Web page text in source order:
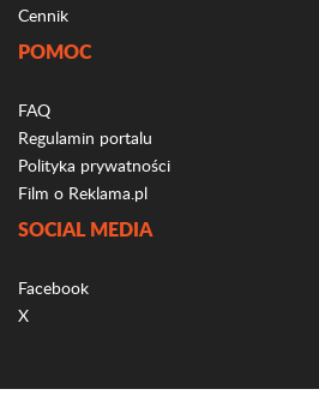
Cennik
POMOC
FAQ
Regulamin portalu
Polityka prywatności
Film o Reklama.pl
SOCIAL MEDIA
Facebook
X